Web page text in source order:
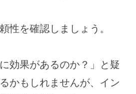
性を確認しましょう。
効果があるのか？」と疑
かもしれませんが、イン